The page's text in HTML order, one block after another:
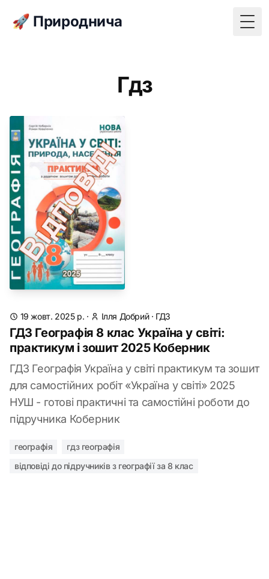
🚀 Природнича
Гдз
19 жовт. 2025 р. · Ілля Добрий· ГДЗ
ГДЗ Географія 8 клас Україна у світі:
практикум і зошит 2025 Коберник
ГДЗ Географія Україна у світі практикум та зошит
для самостійних робіт «Україна у світі» 2025
НУШ - готові практичні та самостійні роботи до
підручника Коберник
географія
гдз географія
відповіді до підручників з географії за 8 клас